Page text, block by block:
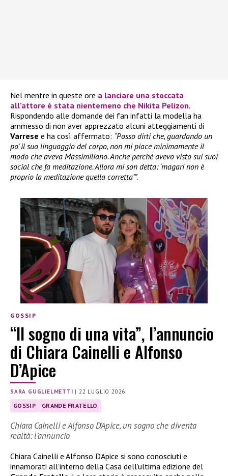
Nel mentre in queste ore a lanciare una stoccata
all’attore è stata nientemeno che Nikita Pelizon.
Rispondendo alle domande dei fan infatti la modella ha
ammesso di non aver apprezzato alcuni atteggiamenti di
Varrese e ha così affermato: “Posso dirti che, guardando un
po’ il suo linguaggio del corpo, non mi piace minimamente il
modo che aveva Massimiliano. Anche perché avevo visto sui suoi
social che fa meditazione. Allora mi son detta: ‘magari non è
proprio la meditazione quella corretta’”.
GOSSIP
“Il sogno di una vita”, l’annuncio
di Chiara Cainelli e Alfonso
D’Apice
SARA GUGLIELMETTI | 22 LUGLIO 2026
GOSSIP GRANDE FRATELLO
Chiara Cainelli e Alfonso D’Apice, un sogno che diventa
realtà: l’annuncio
Chiara Cainelli e Alfonso D’Apice si sono conosciuti e
innamorati all’interno della Casa dell’ultima edizione del